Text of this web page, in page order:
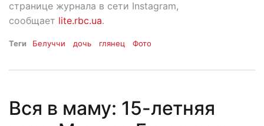
странице журнала в сети Instagram,
сообщает lite.rbc.ua.
Теги Белуччи дочь глянец Фото
Вся в маму: 15-летняя